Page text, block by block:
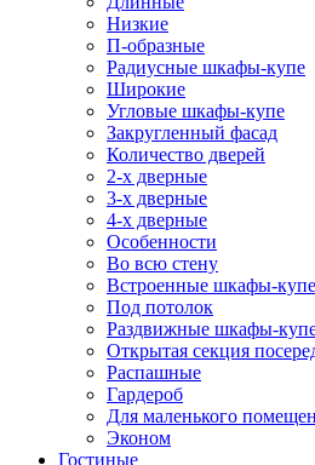
Низкие
П-образные
Радиусные шкафы-купе
Широкие
Угловые шкафы-купе
Закругленный фасад
Количество дверей
2-х дверные
3-х дверные
4-х дверные
Особенности
Во всю стену
Встроенные шкафы-купе
Под потолок
Раздвижные шкафы-
Открытая секция
Распашные
Гардероб
Для маленького
Эконом
Гостиные